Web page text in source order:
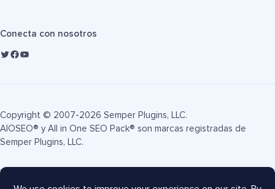
Conecta con nosotros
Copyright © 2007-2026 Semper Plugins, LLC.
AIOSEO® y All in One SEO Pack® son marcas registradas de
Semper Plugins, LLC.
Términos de servicio